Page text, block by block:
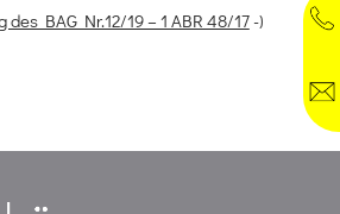
des BAG Nr.12/19 – 1 ABR 48/17-)